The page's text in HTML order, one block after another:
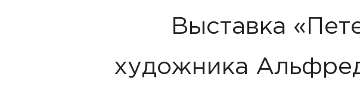
Выставка
художника